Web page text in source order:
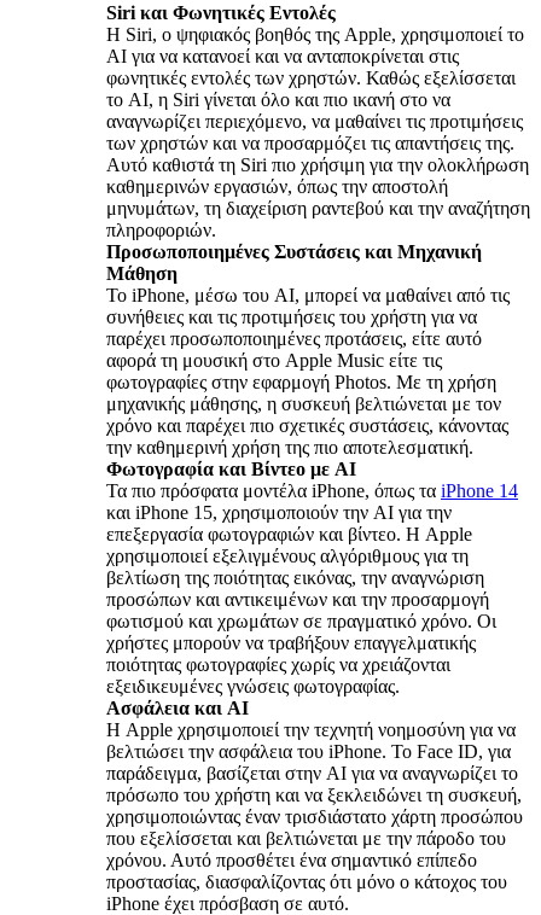
Siri και Φωνητικές Εντολές
Η Siri, ο ψηφιακός βοηθός της Apple, χρησιμοποιεί τo
AI για να κατανοεί και να ανταποκρίνεται στις
φωνητικές εντολές των χρηστών. Καθώς εξελίσσεται
το AI, η Siri γίνεται όλο και πιο ικανή στο να
αναγνωρίζει περιεχόμενο, να μαθαίνει τις προτιμήσεις
των χρηστών και να προσαρμόζει τις απαντήσεις της.
Αυτό καθιστά τη Siri πιο χρήσιμη για την ολοκλήρωση
καθημερινών εργασιών, όπως την αποστολή
μηνυμάτων, τη διαχείριση ραντεβού και την αναζήτηση
πληροφοριών.
Προσωποποιημένες Συστάσεις και Μηχανική
Μάθηση
Το iPhone, μέσω του AI, μπορεί να μαθαίνει από τις
συνήθειες και τις προτιμήσεις του χρήστη για να
παρέχει προσωποποιημένες προτάσεις, είτε αυτό
αφορά τη μουσική στο Apple Music είτε τις
φωτογραφίες στην εφαρμογή Photos. Με τη χρήση
μηχανικής μάθησης, η συσκευή βελτιώνεται με τον
χρόνο και παρέχει πιο σχετικές συστάσεις, κάνοντας
την καθημερινή χρήση της πιο αποτελεσματική.
Φωτογραφία και Βίντεο με AI
Τα πιο πρόσφατα μοντέλα iPhone, όπως τα iPhone 14
και iPhone 15, χρησιμοποιούν την AI για την
επεξεργασία φωτογραφιών και βίντεο. Η Apple
χρησιμοποιεί εξελιγμένους αλγόριθμους για τη
βελτίωση της ποιότητας εικόνας, την αναγνώριση
προσώπων και αντικειμένων και την προσαρμογή
φωτισμού και χρωμάτων σε πραγματικό χρόνο. Οι
χρήστες μπορούν να τραβήξουν επαγγελματικής
ποιότητας φωτογραφίες χωρίς να χρειάζονται
εξειδικευμένες γνώσεις φωτογραφίας.
Ασφάλεια και AI
Η Apple χρησιμοποιεί την τεχνητή νοημοσύνη για να
βελτιώσει την ασφάλεια του iPhone. Το Face ID, για
παράδειγμα, βασίζεται στην AI για να αναγνωρίζει το
πρόσωπο του χρήστη και να ξεκλειδώνει τη συσκευή,
χρησιμοποιώντας έναν τρισδιάστατο χάρτη προσώπου
που εξελίσσεται και βελτιώνεται με την πάροδο του
χρόνου. Αυτό προσθέτει ένα σημαντικό επίπεδο
προστασίας, διασφαλίζοντας ότι μόνο ο κάτοχος του
iPhone έχει πρόσβαση σε αυτό.